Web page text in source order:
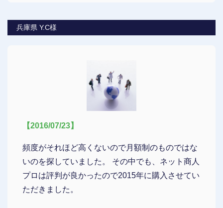
兵庫県 Y.C様
【2016/07/23】
頻度がそれほど高くないので月額制のものではな
いのを探していました。 その中でも、ネット商人
プロは評判が良かったので2015年に購入させてい
ただきました。